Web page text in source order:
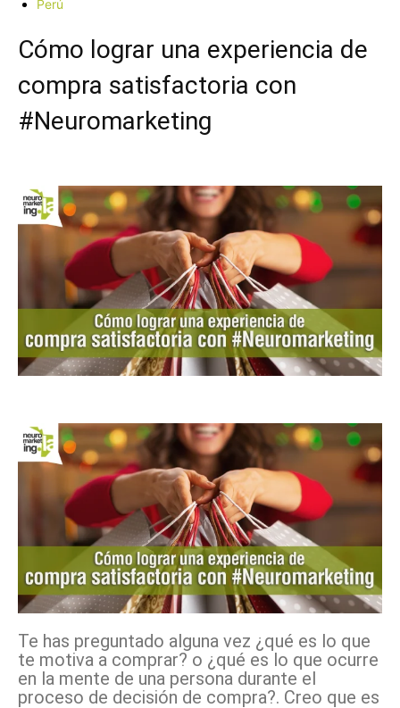
Perú
Cómo lograr una experiencia de
compra satisfactoria con
#Neuromarketing
Te has preguntado alguna vez ¿qué es lo que
te motiva a comprar? o ¿qué es lo que ocurre
en la mente de una persona durante el
proceso de decisión de compra?. Creo que es